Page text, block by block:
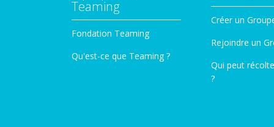
Teaming
Fondation Teaming
Qu'est-ce que Teaming ?
Créer un
Rejoindre un
Qui peut
?